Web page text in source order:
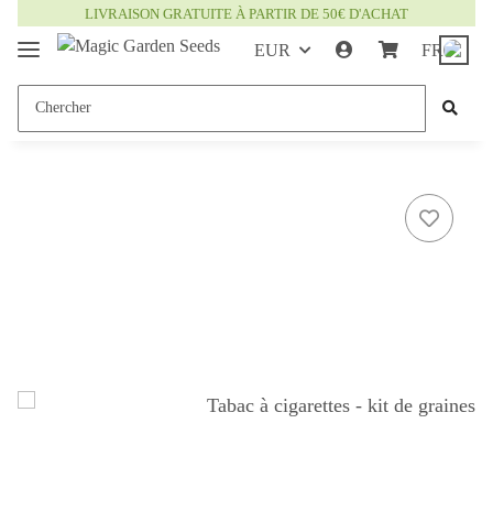
LIVRAISON GRATUITE À PARTIR DE 50€ D'ACHAT
EUR FR